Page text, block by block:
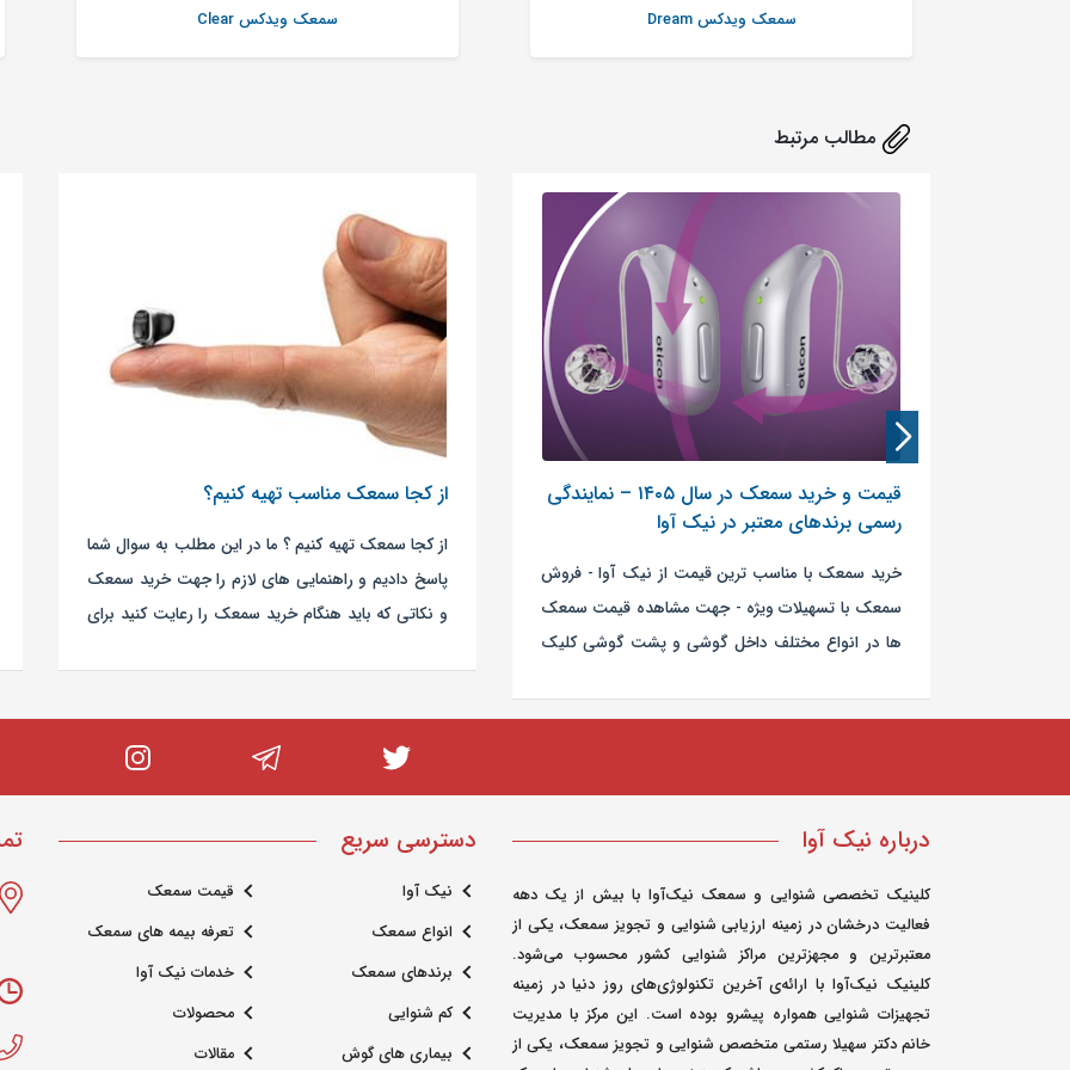
سمعک ویدکس Dream سمعک ویدکس Clear
مطالب مرتبط
قیمت و خرید سمعک در سال ۱۴۰۵ – نمایندگی
رسمی برندهای معتبر در نیک آوا
خرید سمعک با مناسب ترین قیمت از نیک آوا - فروش
سمعک با تسهیلات ویژه - جهت مشاهده قیمت سمعک
ها در انواع مختلف داخل گوشی و پشت گوشی کلیک
از کجا سمعک مناسب تهیه کنیم؟
از کجا سمعک تهیه کنیم ؟ ما در این مطلب به سوال شما
پاسخ دادیم و راهنمایی های لازم را جهت خرید سمعک
و نکاتی که باید هنگام خرید سمعک را رعایت کنید برای
درباره نیک آوا
کلینیک تخصصی شنوایی و سمعک نیک‌آوا با بیش از یک دهه
فعالیت درخشان در زمینه ارزیابی شنوایی و تجویز سمعک، یکی از
معتبرترین و مجهزترین مراکز شنوایی کشور محسوب می‌شود.
کلینیک نیک‌آوا با ارائه‌ی آخرین تکنولوژی‌های روز دنیا در زمینه
تجهیزات شنوایی همواره پیشرو بوده است. این مرکز با مدیریت
خانم دکتر سهیلا رستمی متخصص شنوایی و تجویز سمعک، یکی از
دسترسی سریع
نیک آوا
انواع سمعک
برندهای سمعک
کم شنوایی
بیماری های گوش
قیمت سمعک
تعرفه بیمه های سمعک
خدمات نیک آوا
محصولات
مقالات